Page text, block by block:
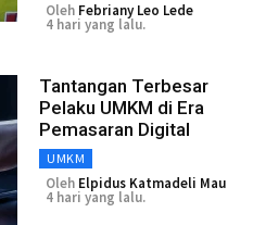
Oleh Febriany Leo Lede
4 hari yang lalu.
Tantangan Terbesar
Pelaku UMKM di Era
Pemasaran Digital
UMKM
Oleh Elpidus Katmadeli Mau
4 hari yang lalu.